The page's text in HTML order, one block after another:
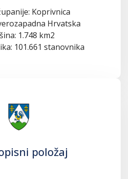
Koprivnica
Hrvatska
1.748 km2
101.661 stanovnika
položaj